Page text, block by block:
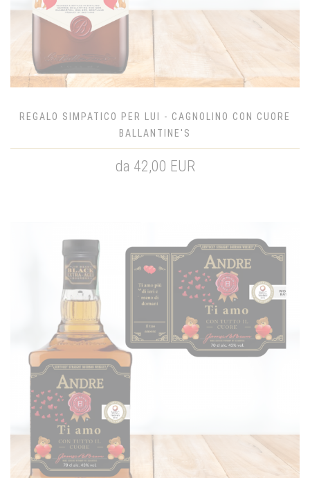
REGALO SIMPATICO PER LUI - CAGNOLINO CON CUORE
BALLANTINE'S
da 42,00 EUR